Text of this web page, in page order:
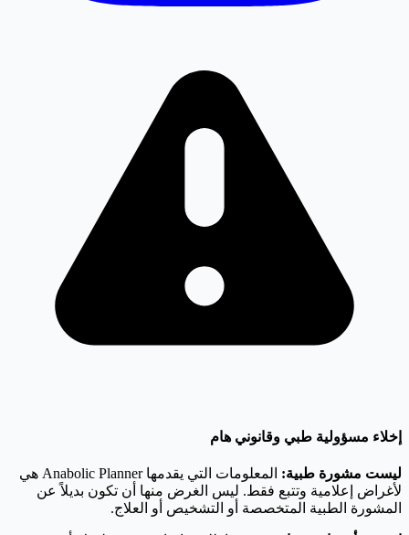
إخلاء مسؤولية طبي وقانوني هام
ليست مشورة طبية:
المعلومات التي يقدمها Anabolic Planner هي
لأغراض إعلامية وتتبع فقط. ليس الغرض منها أن تكون بديلاً عن
المشورة الطبية المتخصصة أو التشخيص أو العلاج.